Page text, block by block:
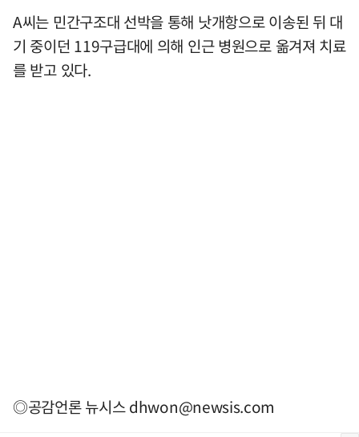
A씨는 민간구조대 선박을 통해 낫개항으로 이송된 뒤 대
기 중이던 119구급대에 의해 인근 병원으로 옮겨져 치료
를 받고 있다.
◎공감언론 뉴시스dhwon@newsis.com